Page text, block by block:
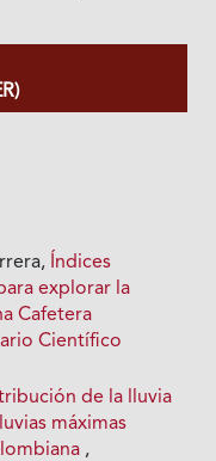
Índices
explorar la
Cafetera
Científico
de la lluvia
máximas
,